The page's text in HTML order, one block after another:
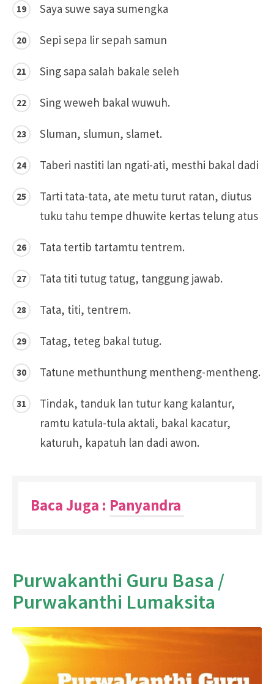
Saya suwe saya sumengka
Sepi sepa lir sepah samun
Sing sapa salah bakale seleh
Sing weweh bakal wuwuh.
Sluman, slumun, slamet.
Taberi nastiti lan ngati-ati, mesthi bakal dadi
Tarti tata-tata, ate metu turut ratan, diutus
tuku tahu tempe dhuwite kertas telung atus
Tata tertib tartamtu tentrem.
Tata titi tutug tatug, tanggung jawab.
Tata, titi, tentrem.
Tatag, teteg bakal tutug.
Tatune methunthung mentheng-mentheng.
Tindak, tanduk lan tutur kang kalantur,
ramtu katula-tula aktali, bakal kacatur,
katuruh, kapatuh lan dadi awon.
Baca Juga : Panyandra
Purwakanthi Guru Basa /
Purwakanthi Lumaksita